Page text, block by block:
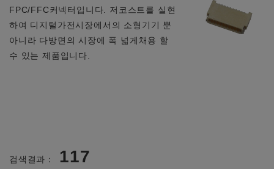
FPC/FFC커넥터입니다. 저코스트를 실현
하여 디지털가전시장에서의 소형기기 뿐
아니라 다방면의 시장에 폭 넓게채용 할
수 있는 제품입니다.
검색결과： 117